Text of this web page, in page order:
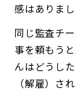
感はありまし
同じ監査チ
事を頼もう
んはどうし
（解雇）さ